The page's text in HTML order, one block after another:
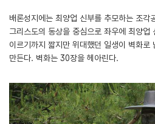
배론성지에는 최양업 신부를 추모하는 조각
그리스도의 동상을 중심으로 좌우에 최양업
이르기까지 짧지만 위대했던 일생이 벽화로
만든다. 벽화는 30장을 헤아린다.